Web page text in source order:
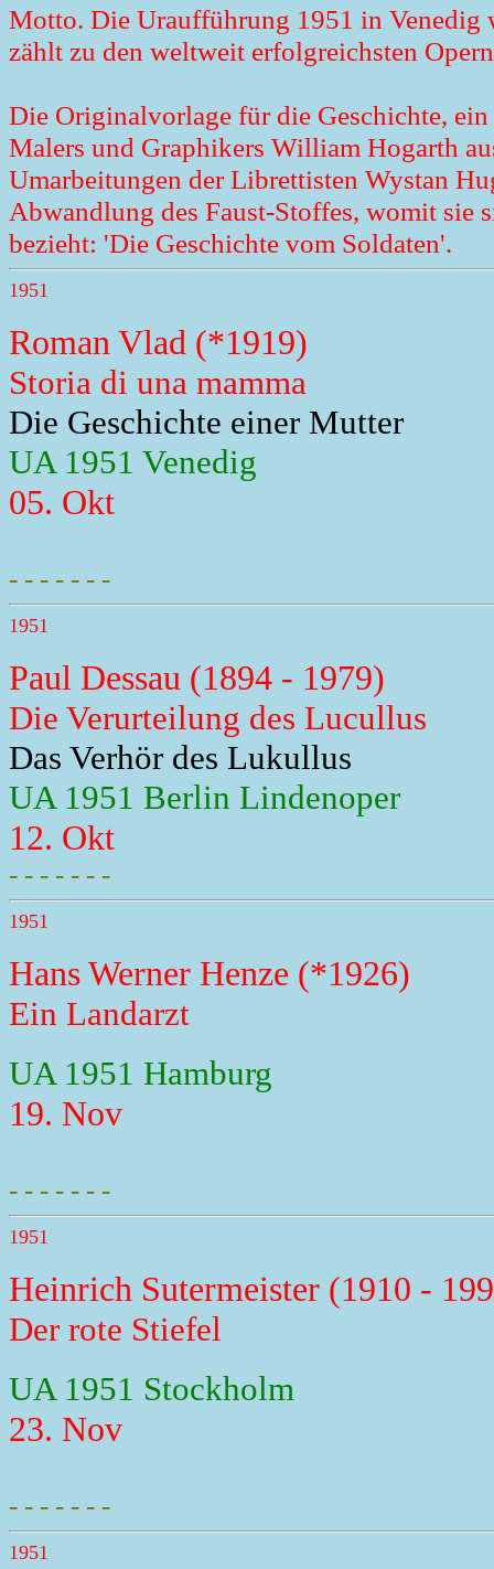
Motto. Die Uraufführung 1951 in Venedig
zählt zu den weltweit erfolgreichsten
Die Originalvorlage für die Geschichte,
Malers und Graphikers William Hogarth
Umarbeitungen der Librettisten Wystan
Abwandlung des Faust-Stoffes, womit sie
bezieht: 'Die Geschichte vom Soldaten'.
1951
Roman Vlad (*1919)
Storia di una mamma
Die Geschichte einer Mutter
UA 1951 Venedig
05. Okt
- - - - - - -
1951
Paul Dessau (1894 - 1979)
Die Verurteilung des Lucullus
Das Verhör des Lukullus
UA 1951 Berlin Lindenoper
12. Okt
- - - - - - -
1951
Hans Werner Henze (*1926)
Ein Landarzt
UA 1951 Hamburg
19. Nov
- - - - - - -
1951
Heinrich Sutermeister (1910 -
Der rote Stiefel
UA 1951 Stockholm
23. Nov
- - - - - - -
1951